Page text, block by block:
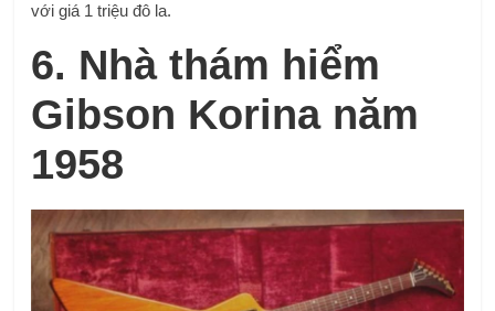
với giá 1 triệu đô la.
6. Nhà thám hiểm
Gibson Korina năm
1958